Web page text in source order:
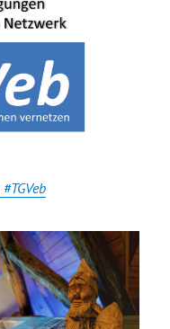
#TGVeb